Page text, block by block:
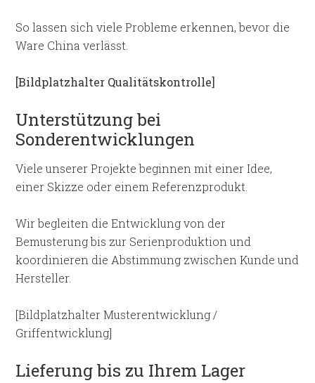
So lassen sich viele Probleme erkennen, bevor die
Ware China verlässt.
[Bildplatzhalter Qualitätskontrolle]
Unterstützung bei
Sonderentwicklungen
Viele unserer Projekte beginnen mit einer Idee,
einer Skizze oder einem Referenzprodukt.
Wir begleiten die Entwicklung von der
Bemusterung bis zur Serienproduktion und
koordinieren die Abstimmung zwischen Kunde und
Hersteller.
[Bildplatzhalter Musterentwicklung /
Griffentwicklung]
Lieferung bis zu Ihrem Lager